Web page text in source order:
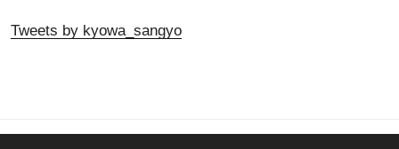
Tweets by kyowa_sangyo